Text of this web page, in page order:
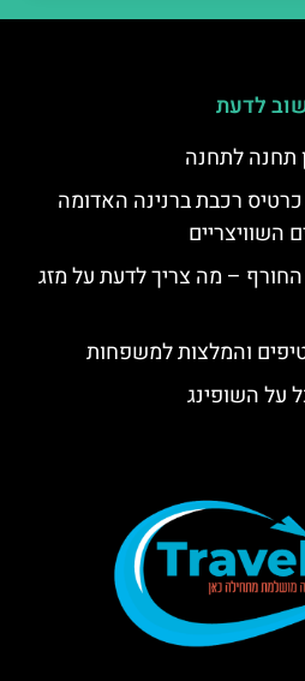
לדעת
תחנה לתחנה
רכבת ברנינה האדומה
השוויצריים
– מה צריך לדעת על מזג
והמלצות למשפחות
על השופינג